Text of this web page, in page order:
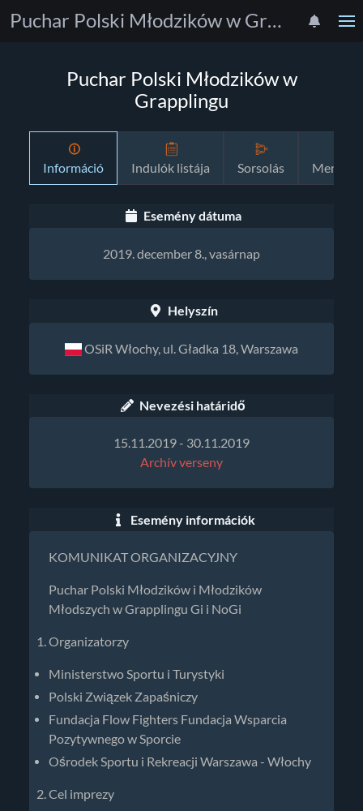
Puchar Polski Młodzików w Grapplingu
Puchar Polski Młodzików w
Grapplingu
Információ Indulók listája Sorsolás
Esemény dátuma
2019. december 8., vasárnap
Helyszín
OSiR Włochy, ul. Gładka 18, Warszawa
Nevezési határidő
15.11.2019 - 30.11.2019
Archív verseny
Esemény információk
KOMUNIKAT ORGANIZACYJNY
Puchar Polski Młodzików i Młodzików
Młodszych w Grapplingu Gi i NoGi
Organizatorzy
Ministerstwo Sportu i Turystyki
Polski Związek Zapaśniczy
Fundacja Flow Fighters Fundacja Wsparcia
Pozytywnego w Sporcie
Ośrodek Sportu i Rekreacji Warszawa - Włochy
Cel imprezy